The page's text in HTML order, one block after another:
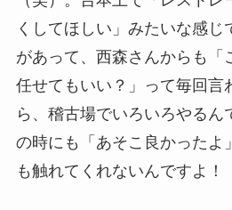
くしてほしい」みたいな感じ
があって、西森さんからも「
任せてもいい？」って毎回言
ら、稽古場でいろいろやるん
の時にも「あそこ良かったよ
も触れてくれないんですよ！